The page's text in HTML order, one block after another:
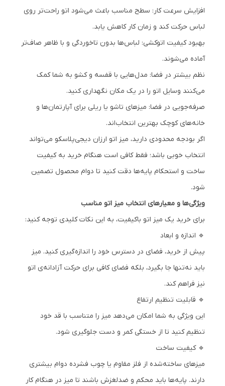
افزایش سرعت کار: سطح مناسب باعث می‌شود اتو راحت‌تر روی
لباس حرکت کند و زمان کار کاهش یابد.
بهبود کیفیت اتوکشی: لباس‌ها بدون تاخوردگی و با ظاهر صاف‌تر
آماده می‌شوند.
نظم بیشتر در فضا: مدل‌هایی با قفسه و کشو به شما کمک
می‌کنند وسایل اتو را در یک مکان نگهداری کنید.
صرفه‌جویی در فضا: میزهای تاشو یا ریلی برای آپارتمان‌ها و
خانه‌های کوچک بهترین انتخاب‌اند.
اگر بودجه محدودی دارید، میز اتو ارزان دیجی‌پلاسکو می‌تواند
انتخاب خوبی باشد؛ فقط کافی است هنگام خرید به کیفیت
ساخت و استحکام پایه‌ها دقت کنید تا دوام محصول تضمین
شود.
ویژگی‌ها و معیارهای انتخاب میز اتو مناسب
برای خرید یک میز اتو باکیفیت، به این نکات کلیدی توجه کنید:
🔹 اندازه و ابعاد
پیش از خرید، فضای در دسترس خود را اندازه‌گیری کنید. میز
باید نه‌تنها جا بگیرد، بلکه فضای کافی برای حرکت آزادانه‌ی اتو
نیز فراهم کند.
🔹 قابلیت تنظیم ارتفاع
این ویژگی به شما امکان می‌دهد میز را متناسب با قد خود
تنظیم کنید تا از خستگی کمر و دست جلوگیری شود.
🔹 کیفیت ساخت
میزهای ساخته‌شده از فلز مقاوم یا چوب فشرده دوام بیشتری
دارند. پایه‌ها باید محکم و ضدلغزش باشند تا میز در هنگام کار